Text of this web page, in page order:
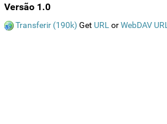
Versão 1.0
Transferir (190k) Get URL orWebDAV URL